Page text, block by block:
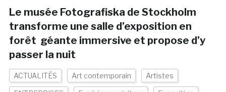
Le musée Fotografiska de Stockholm
transforme une salle d’exposition en
forêt géante immersive et propose d’y
passer la nuit
ACTUALITÉS Art contemporain Artistes